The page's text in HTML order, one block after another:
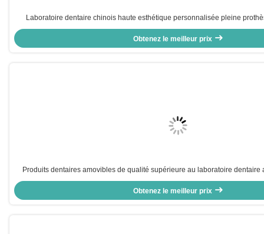
Laboratoire dentaire chinois haute esthétique personnalisée pleine
service complet pour le monde entier
Obtenez le meilleur prix
Produits dentaires amovibles de qualité supérieure au laboratoire dentaire
d'expédition UPS DHL FEDEX pour les cliniques et les laboratoires
Obtenez le meilleur prix